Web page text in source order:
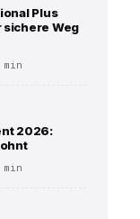
Plus
sichere Weg
min
2026:
min